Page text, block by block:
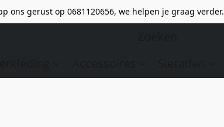
ons gerust op 0681120656, we helpen je graag verder.